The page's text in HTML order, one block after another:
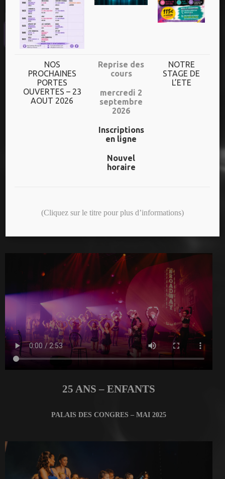
Plus de 70h de cours/semaine
Dès l’âge de 3 ans jusqu’aux adultes
Un niveau adapté à chaque danseur
NOS DERNIERS SPECTACLES
25 ANS – ENFANTS
PALAIS DES CONGRES – MAI 2025
NOS
PROCHAINES
PORTES
OUVERTES – 23
AOUT 2026
Reprise des
cours
mercredi 2
septembre
2026
Inscriptions
en ligne
Nouvel
horaire
NOTRE
STAGE DE
L’ETE
(Cliquez sur le titre pour plus d’informations)